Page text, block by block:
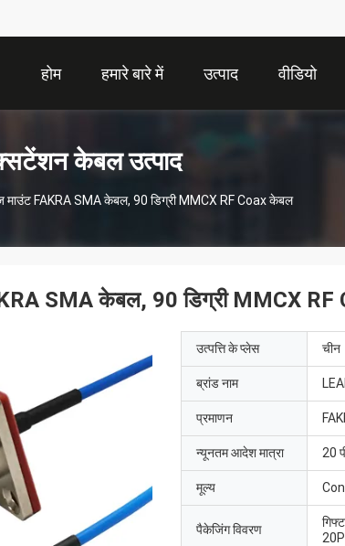
होम हमारे बारे में उत्पाद वीडियो
केबल उत्पाद
माउंट FAKRA SMA केबल, 90 डिग्री MMCX RF Coax केबल
SMA केबल, 90 डिग्री MMCX
उत्पत्ति के प्लेस चीन
ब्रांड नाम
प्रमाणन
न्यूनतम आदेश मात्रा 20
मूल्य
पैकेजिंग विवरण